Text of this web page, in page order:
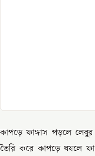
কাপড়ে ফাঙ্গাস পড়লে
তৈরি করে কাপড়ে ঘষলে